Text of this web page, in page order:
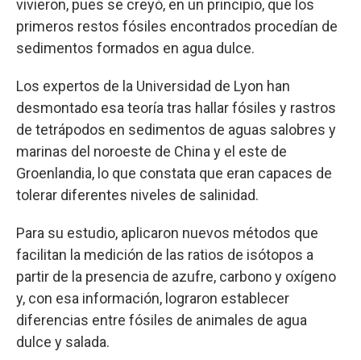
vivieron, pues se creyó, en un principio, que los
primeros restos fósiles encontrados procedían de
sedimentos formados en agua dulce.
Los expertos de la Universidad de Lyon han
desmontado esa teoría tras hallar fósiles y rastros
de tetrápodos en sedimentos de aguas salobres y
marinas del noroeste de China y el este de
Groenlandia, lo que constata que eran capaces de
tolerar diferentes niveles de salinidad.
Para su estudio, aplicaron nuevos métodos que
facilitan la medición de las ratios de isótopos a
partir de la presencia de azufre, carbono y oxígeno
y, con esa información, lograron establecer
diferencias entre fósiles de animales de agua
dulce y salada.